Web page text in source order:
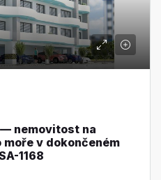
— nemovitost na
v dokončeném
1168